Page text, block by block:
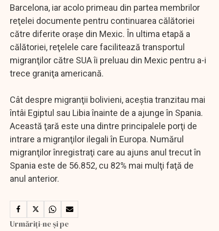
Barcelona, iar acolo primeau din partea membrilor
reţelei documente pentru continuarea călătoriei
către diferite oraşe din Mexic. În ultima etapă a
călătoriei, reţelele care facilitează transportul
migranţilor către SUA îi preluau din Mexic pentru a-i
trece graniţa americană.
Cât despre migranţii bolivieni, aceştia tranzitau mai
întâi Egiptul sau Libia înainte de a ajunge în Spania.
Această ţară este una dintre principalele porţi de
intrare a migranţilor ilegali în Europa. Numărul
migranţilor înregistraţi care au ajuns anul trecut în
Spania este de 56.852, cu 82% mai mulţi faţă de
anul anterior.
Urmăriți-ne și pe